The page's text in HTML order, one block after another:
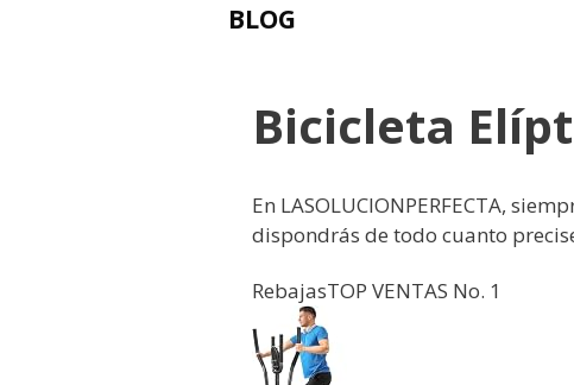
BLOG
Bicicleta
En LASOLUCIONPERFECTA,
dispondrás de todo cuanto
RebajasTOP VENTAS No. 1